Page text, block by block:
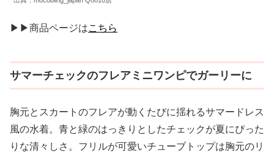
▶▶商品ページはこちら
サマーチェックのフレアミニワンピでガーリーに
胸元とスカートのフレアが動くたびに揺れるサマードレス
風の水着。青と緑のはっきりとしたチェックが夏にぴった
りな清々しさ。フリルが可愛いチューブトップは胸元のリ